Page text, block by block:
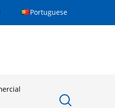
Portuguese